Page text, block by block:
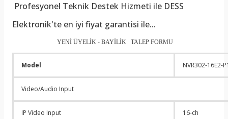
Profesyonel Teknik Destek Hizmeti ile DESS
Elektronik'te en iyi fiyat garantisi ile...
YENİ ÜYELİK - BAYİLİK TALEP FORMU
Model NVR302-16E2-
Video/Audio Input
IP Video Input 16-ch